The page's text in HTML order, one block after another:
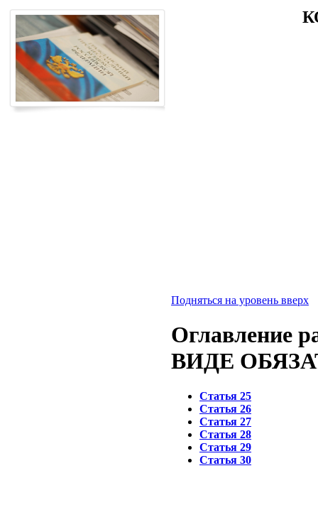
Подняться на уровень вверх
Оглавление
ВИДЕ
Статья 25
Статья 26
Статья 27
Статья 28
Статья 29
Статья 30